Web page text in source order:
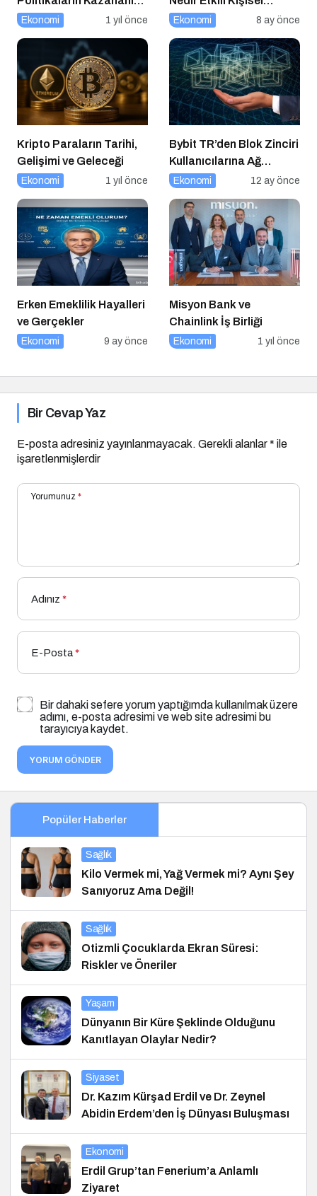
Olabilir
Ekonomi 1 yıl önce
Markalaşma için 10 Altın
Ekonomi 8 ay önce
Kripto Paraların Tarihi,
Gelişimi ve Geleceği
Ekonomi 1 yıl önce
Bybit TR’den Blok Zinciri
Kullanıcılarına Ağ
Tıkanıklığı Rehberi!
Ekonomi 12 ay önce
Erken Emeklilik Hayalleri
ve Gerçekler
Ekonomi 9 ay önce
Misyon Bank ve
Chainlink İş Birliği
Ekonomi 1 yıl önce
Bir Cevap Yaz
E-posta adresiniz yayınlanmayacak. Gerekli alanlar* ile
işaretlenmişlerdir
Yorumunuz *
Adınız *
E-Posta*
Bir dahaki sefere yorum yaptığımda kullanılmak üzere
adımı, e-posta adresimi ve web site adresimi bu
tarayıcıya kaydet.
YORUM GÖNDER
Popüler Haberler
Sağlık
Kilo Vermek mi, Yağ Vermek mi? Aynı Şey
Sanıyoruz Ama Değil!
Sağlık
Otizmli Çocuklarda Ekran Süresi:
Riskler ve Öneriler
Yaşam
Dünyanın Bir Küre Şeklinde Olduğunu
Kanıtlayan Olaylar Nedir?
Siyaset
Dr. Kazım Kürşad Erdil ve Dr. Zeynel
Abidin Erdem’den İş Dünyası Buluşması
Ekonomi
Erdil Grup’tan Fenerium’a Anlamlı
Ziyaret